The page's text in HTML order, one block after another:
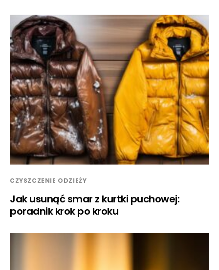
CZYSZCZENIE ODZIEŻY
Jak usunąć smar z kurtki puchowej:
poradnik krok po kroku